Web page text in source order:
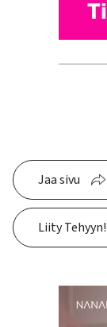
Jaa sivu
Liity Tehyyn!